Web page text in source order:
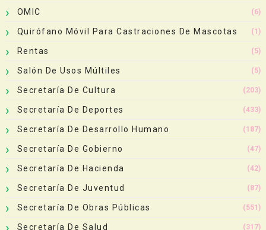
OMIC (6)
Quirófano Móvil Para Castraciones De Mascotas (1)
Rentas (5)
Salón De Usos Múltiles (5)
Secretaría De Cultura (203)
Secretaría De Deportes (433)
Secretaría De Desarrollo Humano (187)
Secretaría De Gobierno (47)
Secretaría De Hacienda (42)
Secretaría De Juventud (87)
Secretaría De Obras Públicas (551)
Secretaría De Salud (317)